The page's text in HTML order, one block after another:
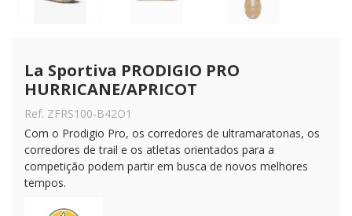
La Sportiva PRODIGIO PRO
HURRICANE/APRICOT
Ref. ZFRS100-B42O1
Com o Prodigio Pro, os corredores de ultramaratonas, os
corredores de trail e os atletas orientados para a
competição podem partir em busca de novos melhores
tempos.